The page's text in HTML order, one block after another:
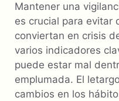
Mantener una
es crucial para evitar
conviertan en crisis
varios indicadores
puede estar mal
emplumada. El
cambios en los